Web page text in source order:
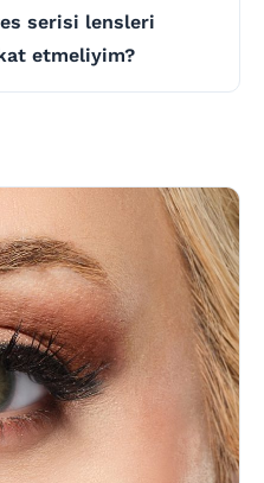
serisi lensleri
etmeliyim?